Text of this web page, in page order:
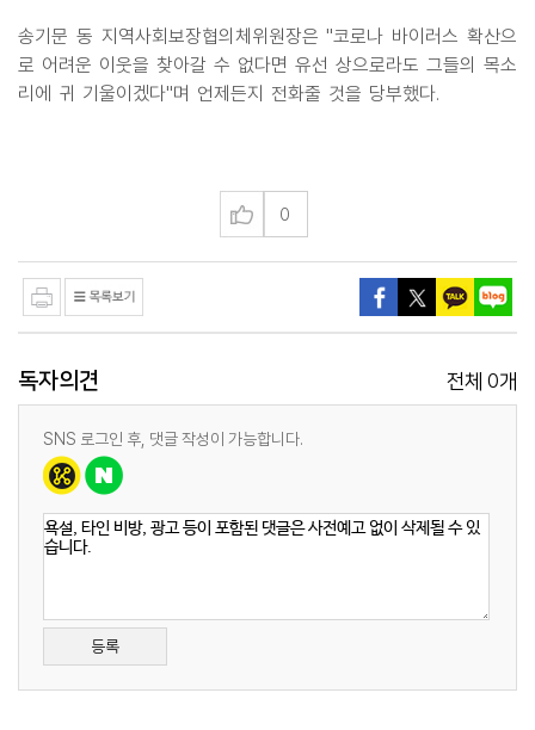
송기문 동 지역사회보장협의체위원장은 "코로나 바이러스 확산으
로 어려운 이웃을 찾아갈 수 없다면 유선 상으로라도 그들의 목소
리에 귀 기울이겠다"며 언제든지 전화줄 것을 당부했다.
0
독자의견 전체 0개
SNS 로그인 후, 댓글 작성이 가능합니다.
등록